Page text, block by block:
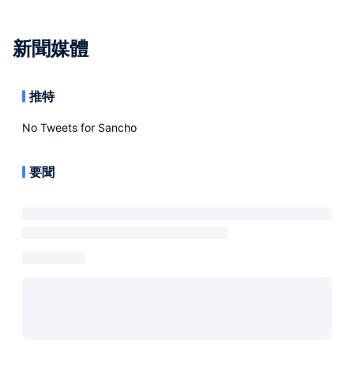
新聞媒體
推特
No Tweets for Sancho
要聞